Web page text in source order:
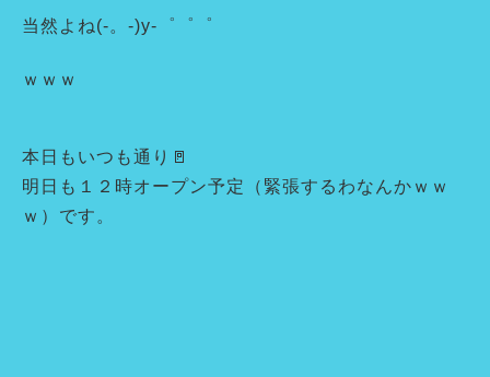
当然よね(-。-)y-゜゜゜
ｗｗｗ
本日もいつも通り🚪
明日も１２時オープン予定（緊張するわなんかｗｗ
ｗ）です。